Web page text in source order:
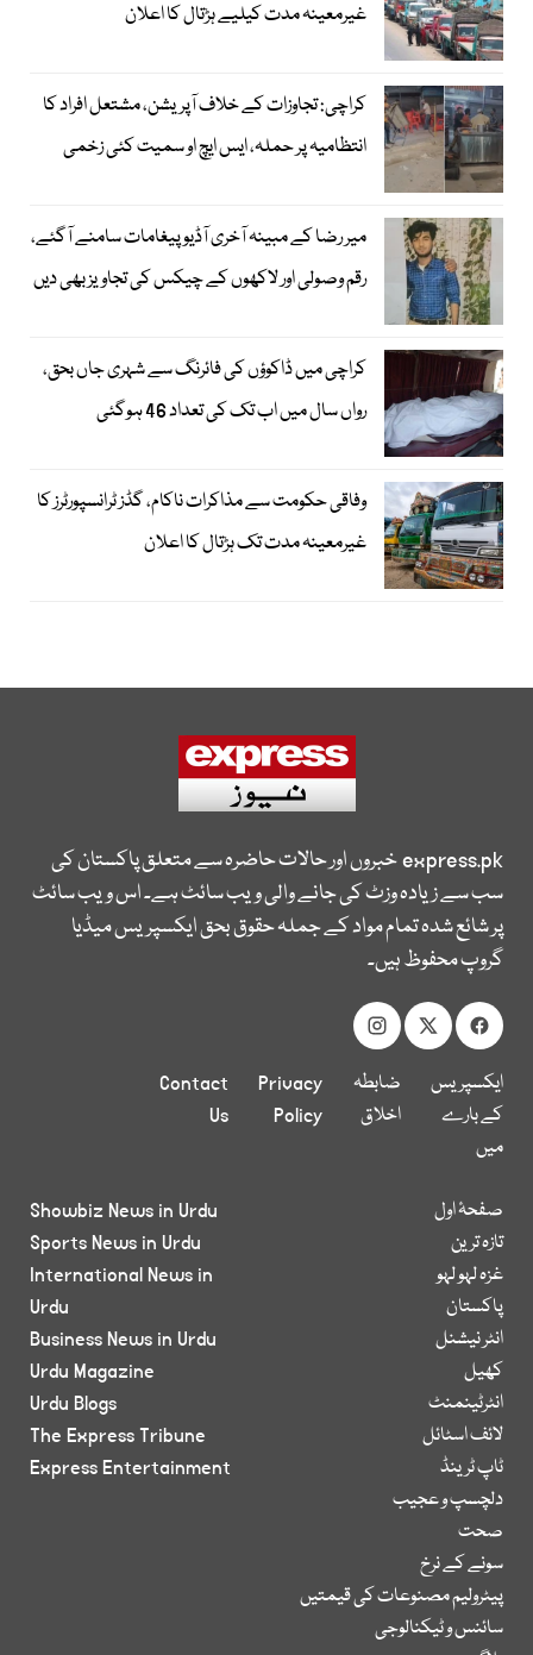
غیرمعینہ مدت کیلیے ہڑتال کا اعلان
کراچی: تجاوزات کے خلاف آپریشن، مشتعل افراد کا
انتظامیہ پر حملہ، ایس ایچ او سمیت کئی زخمی
میر رضا کے مبینہ آخری آڈیو پیغامات سامنے آگئے،
رقم وصولی اور لاکھوں کے چیکس کی تجاویز بھی دیں
کراچی میں ڈاکوؤں کی فائرنگ سے شہری جاں بحق،
رواں سال میں اب تک کی تعداد 46 ہوگئی
وفاقی حکومت سے مذاکرات ناکام، گڈز ٹرانسپورٹرز کا
غیرمعینہ مدت تک ہڑتال کا اعلان
express.pkخبروں اور حالات حاضرہ سے متعلق پاکستان کی
سب سے زیادہ وزٹ کی جانے والی ویب سائٹ ہے۔ اس ویب سائٹ
پر شائع شدہ تمام مواد کے جملہ حقوق بحق ایکسپریس میڈیا
گروپ محفوظ ہیں۔
ایکسپریس
کے بارے
میں
ضابطہ
اخلاق
Privacy
Policy
Contact
Us
صفحۂ اول
تازہ ترین
غزہ لہو لہو
پاکستان
انٹر نیشنل
کھیل
انٹرٹینمنٹ
لائف اسٹائل
ٹاپ ٹرینڈ
دلچسپ و عجیب
صحت
سونے کے نرخ
پیٹرولیم مصنوعات کی قیمتیں
سائنس و ٹیکنالوجی
Showbiz News in Urdu
Sports News in Urdu
International News in
Urdu
Business News in Urdu
Urdu Magazine
Urdu Blogs
The Express Tribune
Express Entertainment